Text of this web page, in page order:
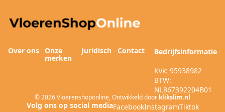
Over ons Onze
merken
Juridisch Contact
Bedrijfsinformatie
Kvk: 95938982
BTW:
NL867392204B01
© 2026Vloerenshoponline,Ontwikkeld door klikslim.nl
FacebookInstagramTiktok